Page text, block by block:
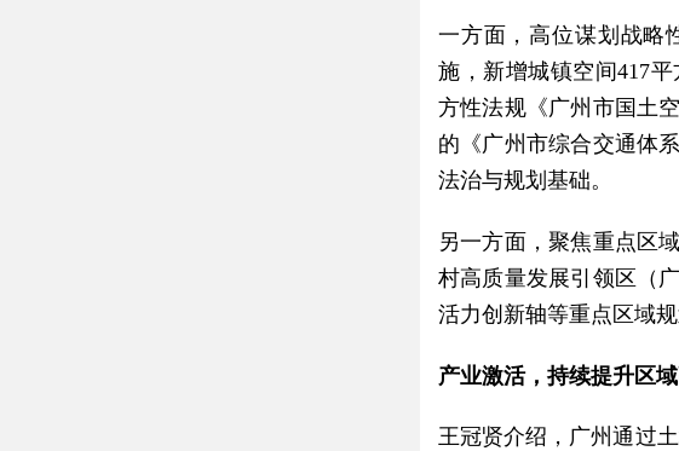
一方面，高位谋划战略
施，新增城镇空间417
方性法规《广州市国土
的《广州市综合交通体
法治与规划基础。
另一方面，聚焦重点区
村高质量发展引领区（
活力创新轴等重点区域
产业激活，持续提升区
王冠贤介绍，广州通过